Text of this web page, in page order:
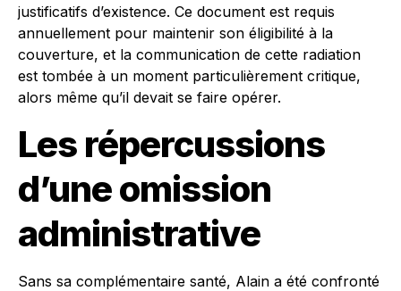
justificatifs d’existence. Ce document est requis
annuellement pour maintenir son éligibilité à la
couverture, et la communication de cette radiation
est tombée à un moment particulièrement critique,
alors même qu’il devait se faire opérer.
Les répercussions
d’une omission
administrative
Sans sa complémentaire santé, Alain a été confronté